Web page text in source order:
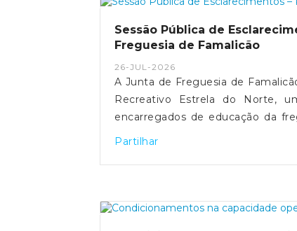
Sessão Pública de
Freguesia de Famalicão
26-JUL-2026
A Junta de Freguesia de
Recreativo Estrela do Norte,
encarregados de educação da
Auscultação aos Pais e
comunidade escolar os
Partilhar